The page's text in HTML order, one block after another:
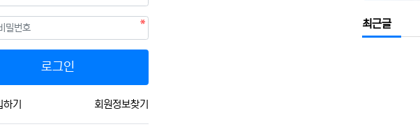
필수
로그인
기 회원정보찾기
최근글